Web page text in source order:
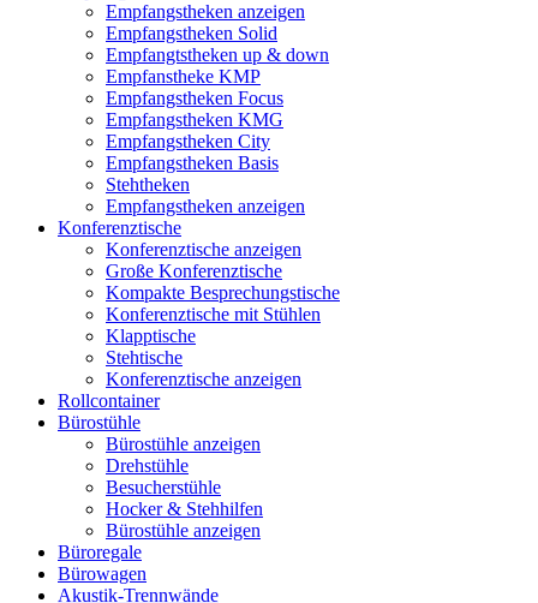
Empfangstheken anzeigen
Empfangstheken Solid
Empfangtstheken up & down
Empfanstheke KMP
Empfangstheken Focus
Empfangstheken KMG
Empfangstheken City
Empfangstheken Basis
Stehtheken
Empfangstheken anzeigen
Konferenztische
Konferenztische anzeigen
Große Konferenztische
Kompakte Besprechungstische
Konferenztische mit Stühlen
Klapptische
Stehtische
Konferenztische anzeigen
Rollcontainer
Bürostühle
Bürostühle anzeigen
Drehstühle
Besucherstühle
Hocker & Stehhilfen
Bürostühle anzeigen
Büroregale
Bürowagen
Akustik-Trennwände